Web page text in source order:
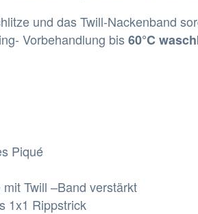
und das Twill-Nackenband
Vorbehandlung bis60°C
Piqué
Twill –Band verstärkt
1x1 Rippstrick